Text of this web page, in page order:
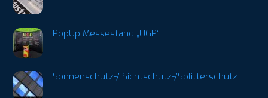
PopUp Messestand „UGP“
Sonnenschutz-/ Sichtschutz-/Splitterschutz